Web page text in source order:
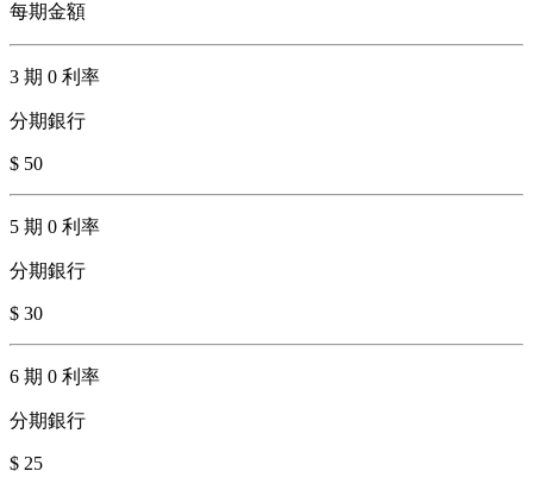
每期金額
3 期 0 利率
分期銀行
$ 50
5 期 0 利率
分期銀行
$ 30
6 期 0 利率
分期銀行
$ 25